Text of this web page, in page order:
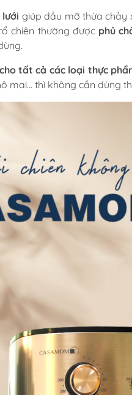
lưới giúp dầu mỡ thừa chảy
chiên thường được phủ
tất cả các loại thực
mai… thì không cần dùng